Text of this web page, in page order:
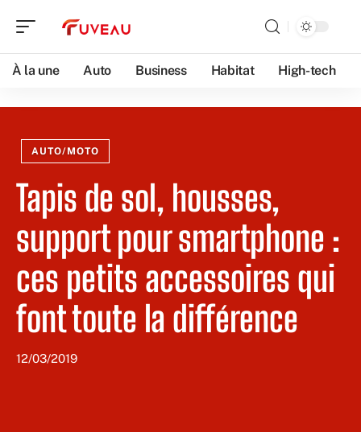
À la une Auto Business Habitat High-tech
AUTO/MOTO
Tapis de sol, housses,
support pour smartphone :
ces petits accessoires qui
font toute la différence
12/03/2019